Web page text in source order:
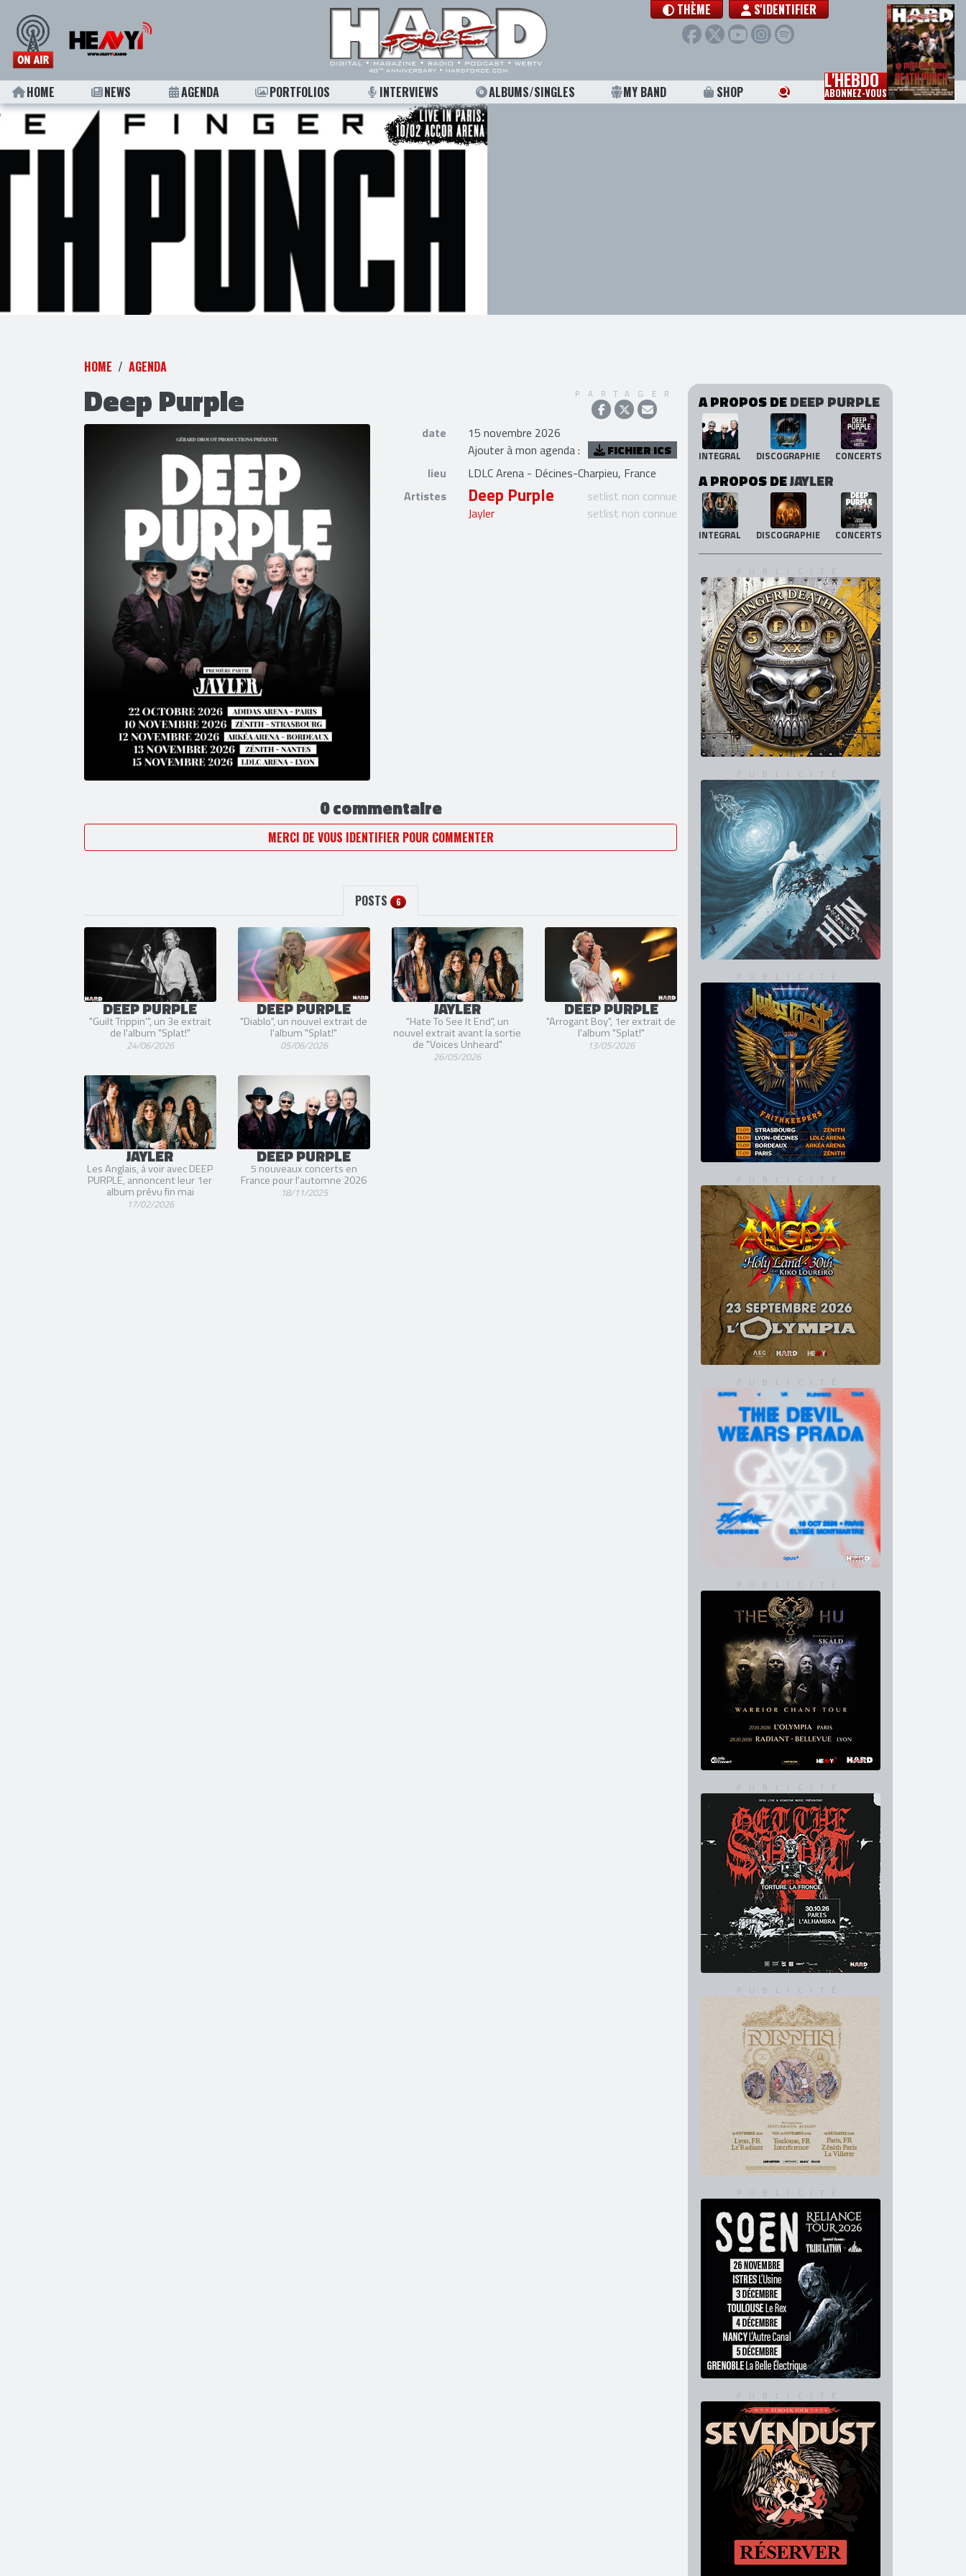
THÈME S'IDENTIFIER
HOME NEWS AGENDA PORTFOLIOS INTERVIEWS ALBUMS/SINGLES MY BAND SHOP L'HEBDO
ABONNEZ-VOUS
HOME AGENDA
Deep Purple PARTAGER
date
15 novembre 2026
Ajouter à mon agenda :
FICHIER ICS
lieu
LDLC Arena - Décines-Charpieu, France
Artistes
Deep Purple
setlist non connue
Jayler
setlist non connue
0 commentaire
MERCI DE VOUS IDENTIFIER POUR COMMENTER
POSTS 6
DEEP PURPLE
"Guilt Trippin'", un 3e extrait
de l'album "Splat!"
24/06/2026
DEEP PURPLE
"Diablo", un nouvel extrait de
l'album "Splat!"
05/06/2026
JAYLER
"Hate To See It End", un
nouvel extrait avant la sortie
de "Voices Unheard"
26/05/2026
DEEP PURPLE
"Arrogant Boy", 1er extrait de
l'album "Splat!"
13/05/2026
JAYLER
Les Anglais, à voir avec DEEP
PURPLE, annoncent leur 1er
album prévu fin mai
17/02/2026
DEEP PURPLE
5 nouveaux concerts en
France pour l'automne 2026
18/11/2025
A PROPOS DEDEEP PURPLE
INTEGRAL DISCOGRAPHIE CONCERTS
A PROPOS DEJAYLER
INTEGRAL DISCOGRAPHIE CONCERTS